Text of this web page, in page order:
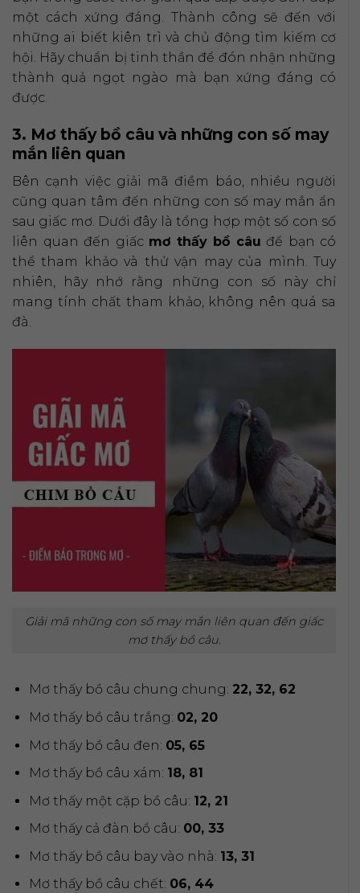
một cách xứng đáng. Thành công sẽ đến với
những ai biết kiên trì và chủ động tìm kiếm cơ
hội. Hãy chuẩn bị tinh thần để đón nhận những
thành quả ngọt ngào mà bạn xứng đáng có
được.
3. Mơ thấy bồ câu và những con số may
mắn liên quan
Bên cạnh việc giải mã điềm báo, nhiều người
cũng quan tâm đến những con số may mắn ẩn
sau giấc mơ. Dưới đây là tổng hợp một số con số
liên quan đến giấc mơ thấy bồ câu để bạn có
thể tham khảo và thử vận may của mình. Tuy
nhiên, hãy nhớ rằng những con số này chỉ
mang tính chất tham khảo, không nên quá sa
đà.
Giải mã những con số may mắn liên quan đến giấc
mơ thấy bồ câu.
Mơ thấy bồ câu chung chung: 22, 32, 62
Mơ thấy bồ câu trắng: 02, 20
Mơ thấy bồ câu đen: 05, 65
Mơ thấy bồ câu xám: 18, 81
Mơ thấy một cặp bồ câu: 12, 21
Mơ thấy cả đàn bồ câu: 00, 33
Mơ thấy bồ câu bay vào nhà: 13, 31
Mơ thấy bồ câu chết: 06, 44